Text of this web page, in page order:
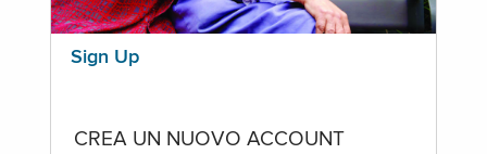
Sign Up
CREA UN NUOVO ACCOUNT